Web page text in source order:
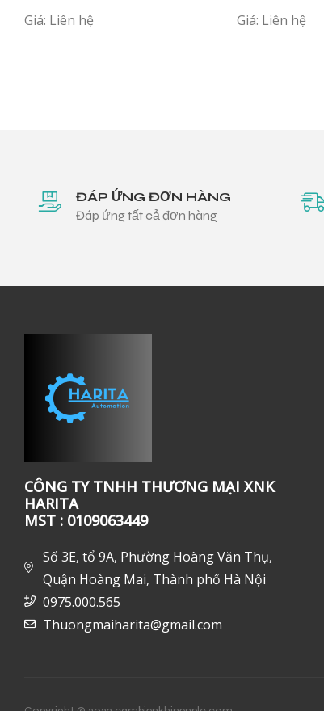
Giá: Liên hệ Giá: Liên hệ
ĐÁP ỨNG ĐƠN HÀNG
Đáp ứng tất cả đơn hàng
CÔNG TY TNHH THƯƠNG MẠI XNK
HARITA
MST : 0109063449
Số 3E, tổ 9A, Phường Hoàng Văn Thụ,
Quận Hoàng Mai, Thành phố Hà Nội
0975.000.565
Thuongmaiharita@gmail.com